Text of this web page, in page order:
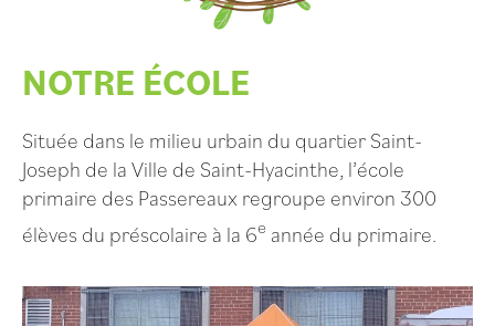
NOTRE ÉCOLE
Située dans le milieu urbain du quartier Saint-
Joseph de la Ville de Saint-Hyacinthe, l’école
primaire des Passereaux regroupe environ 300
élèves du préscolaire à la 6e année du primaire.